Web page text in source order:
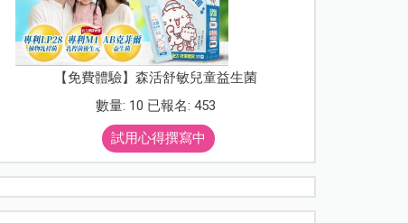
【免費體驗】森活舒敏兒童益生菌
數量: 10 已報名: 453
試用心得撰寫中